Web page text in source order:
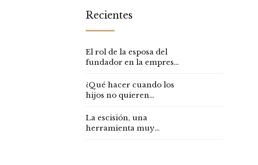
Recientes
El rol de la esposa del
fundador en la empresa
¿Qué hacer cuando los
hijos no quieren
empresa familiar?
La escisión, una
herramienta muy